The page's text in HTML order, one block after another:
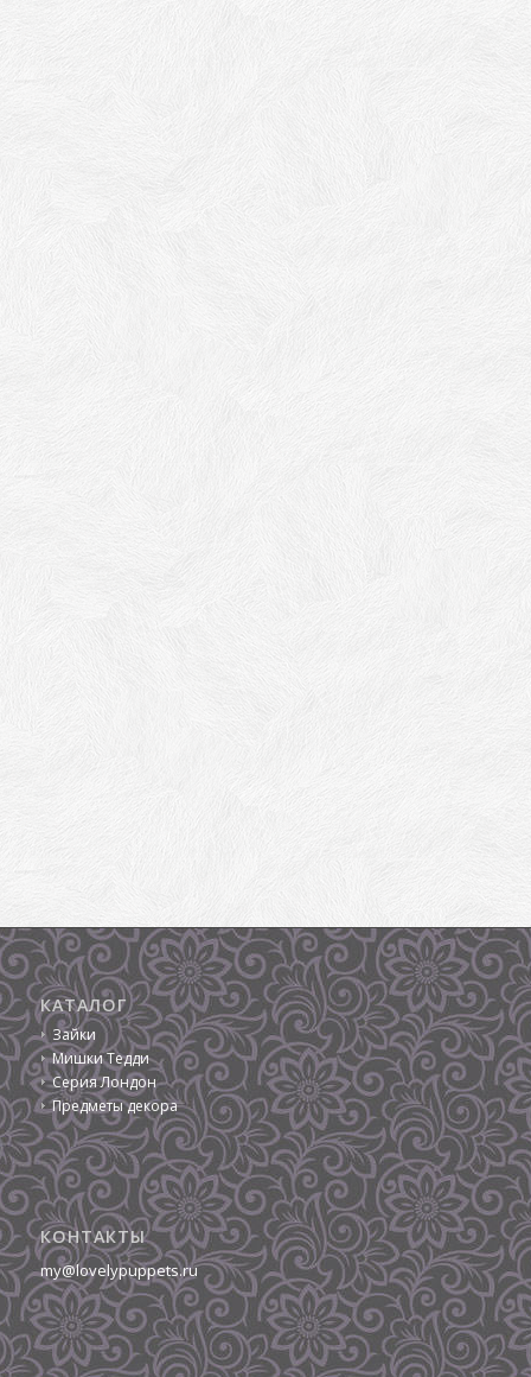
КАТАЛОГ
Зайки
Мишки Тедди
Серия Лондон
Предметы декора
КОНТАКТЫ
my@lovelypuppets.ru